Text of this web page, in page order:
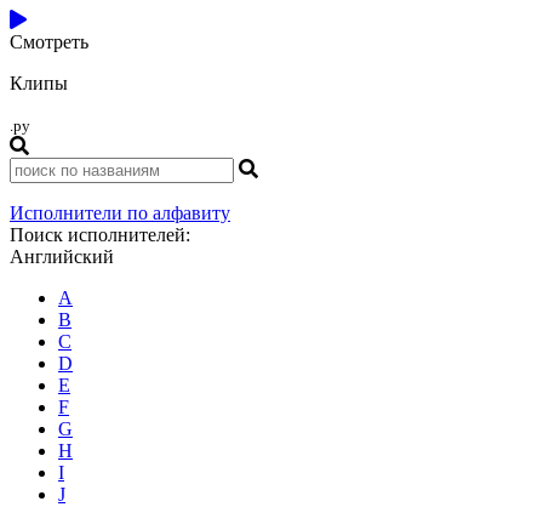
Смотреть
Клипы
.ру
Исполнители по алфавиту
Поиск исполнителей:
Английский
A
B
C
D
E
F
G
H
I
J